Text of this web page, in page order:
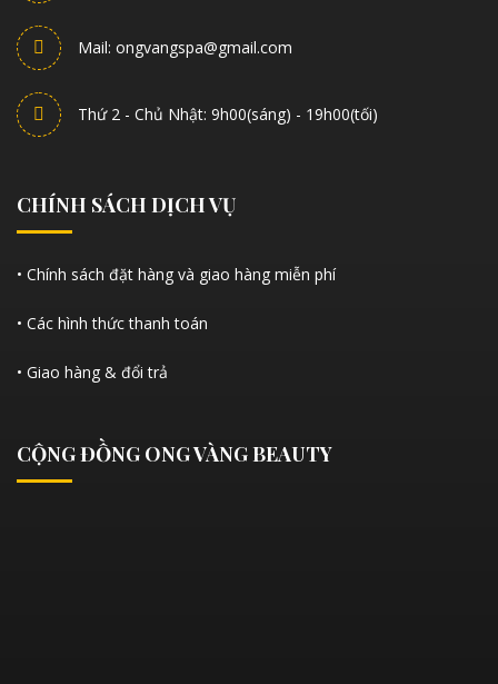
Mail: ongvangspa@gmail.com
Thứ 2 - Chủ Nhật: 9h00(sáng) - 19h00(tối)
CHÍNH SÁCH DỊCH VỤ
• Chính sách đặt hàng và giao hàng miễn phí
• Các hình thức thanh toán
• Giao hàng & đổi trả
CỘNG ĐỒNG ONG VÀNG BEAUTY